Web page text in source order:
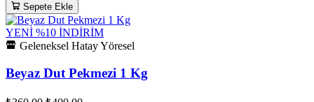
Sepete Ekle
YENİ %10 İNDİRİM
Geleneksel Hatay Yöresel
Beyaz Dut Pekmezi 1 Kg